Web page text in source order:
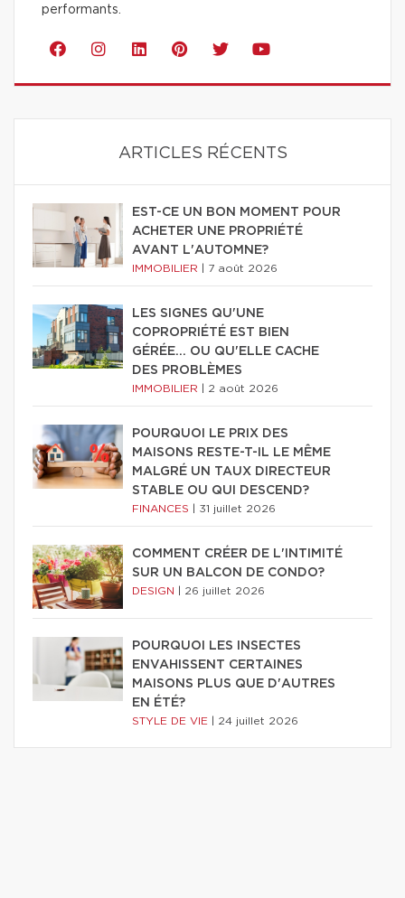
performants.
ARTICLES RÉCENTS
EST-CE UN BON MOMENT POUR
ACHETER UNE PROPRIÉTÉ
AVANT L'AUTOMNE?
IMMOBILIER 7 août 2026
LES SIGNES QU'UNE
COPROPRIÉTÉ EST BIEN
GÉRÉE… OU QU'ELLE CACHE
DES PROBLÈMES
IMMOBILIER 2 août 2026
POURQUOI LE PRIX DES
MAISONS RESTE-T-IL LE MÊME
MALGRÉ UN TAUX DIRECTEUR
STABLE OU QUI DESCEND?
FINANCES 31 juillet 2026
COMMENT CRÉER DE L'INTIMITÉ
SUR UN BALCON DE CONDO?
DESIGN 26 juillet 2026
POURQUOI LES INSECTES
ENVAHISSENT CERTAINES
MAISONS PLUS QUE D'AUTRES
EN ÉTÉ?
STYLE DE VIE 24 juillet 2026